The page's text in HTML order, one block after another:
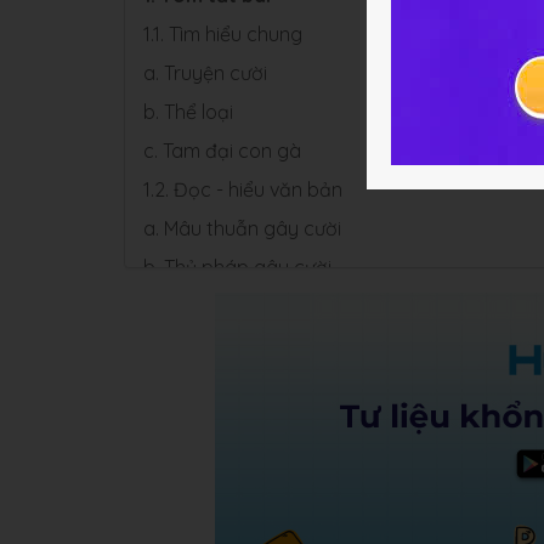
1.1. Tìm hiểu chung
a. Truyện cười
b. Thể loại
c. Tam đại con gà
1.2. Đọc - hiểu văn bản
a. Mâu thuẫn gây cười
b. Thủ pháp gây cười